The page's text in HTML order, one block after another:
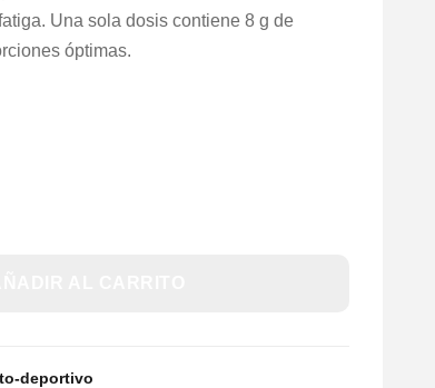
Una sola dosis contiene 8 g de
óptimas.
deportivo